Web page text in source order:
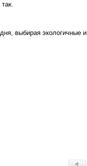
выбирая экологичные и